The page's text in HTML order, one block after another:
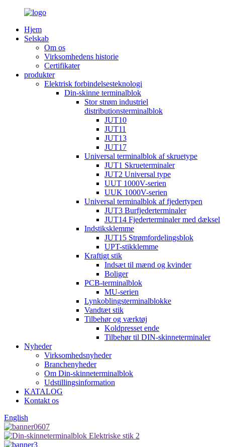
Hjem
Selskab
Om os
Virksomhedens historie
Certifikater
produkter
Elektrisk forbindelsesteknologi
Din-skinne terminalblok
Stor strøm industriel
distributionsterminalblok
JUT10
JUT11
JUT13
JUT17
Universal terminalblok af skruetype
JUT1 Skrueterminaler
JUT2 Universal type
UUT 1000V-serien
UUK 1000V-serien
Universal terminalblok af fjedertypen
JUT3 Burfjederterminaler
JUT14 Fjederterminaler med dæksel
Indstiksklemme
JUT15 Strømfordelingsblok
UPT-stikklemme
Kraftigt stik
Indsæt til mænd og kvinder
Boliger
PCB-terminalblok
MU-serien
Lynkoblingsterminalblokke
Vandtæt stik
Tilbehør og værktøj
Koldpresset ende
Tilbehør til DIN-skinneterminaler
Nyheder
Virksomhedsnyheder
Branchenyheder
Om Din-skinneterminalblok
Udstillingsinformation
KATALOG
Kontakt os
English